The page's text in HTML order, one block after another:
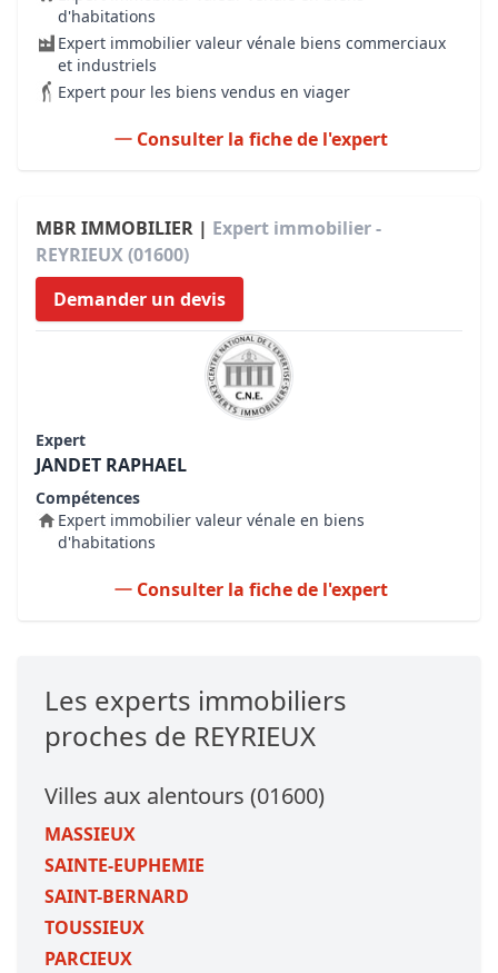
d'habitations
Expert immobilier valeur vénale biens commerciaux
et industriels
Expert pour les biens vendus en viager
Consulter la fiche de l'expert
MBR IMMOBILIER | Expert immobilier -
REYRIEUX (01600)
Demander un devis
Expert
JANDET RAPHAEL
Compétences
Expert immobilier valeur vénale en biens
d'habitations
Consulter la fiche de l'expert
Les experts immobiliers
proches de REYRIEUX
Villes aux alentours (01600)
MASSIEUX
SAINTE-EUPHEMIE
SAINT-BERNARD
TOUSSIEUX
PARCIEUX